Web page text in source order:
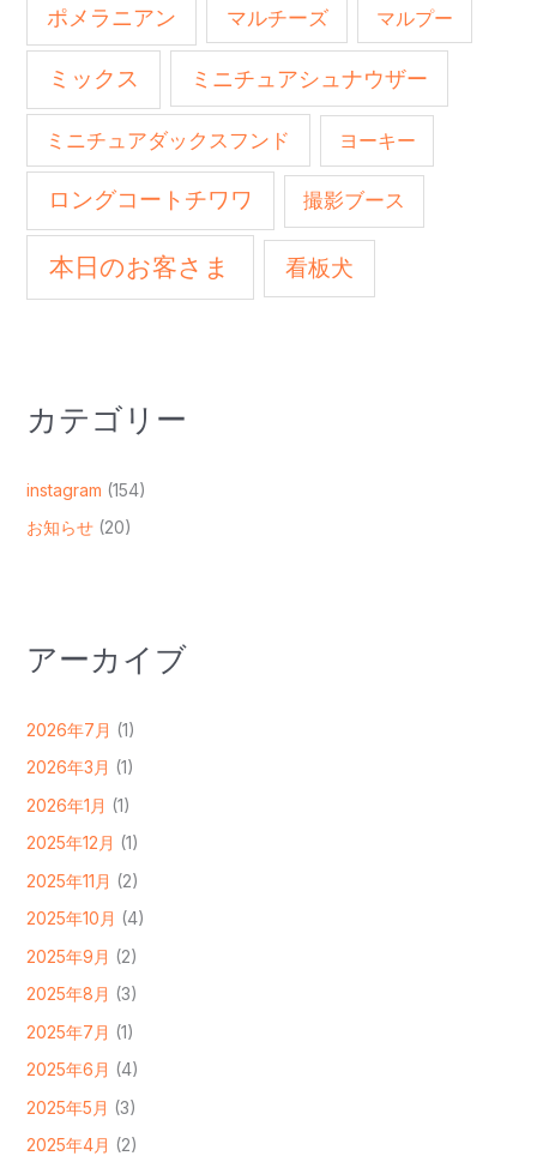
ポメラニアン マルチーズ マルプー
ミックス ミニチュアシュナウザー
ミニチュアダックスフンド ヨーキー
ロングコートチワワ 撮影ブース
本日のお客さま 看板犬
カテゴリー
instagram (154)
お知らせ(20)
アーカイブ
2026年7月 (1)
2026年3月 (1)
2026年1月 (1)
2025年12月 (1)
2025年11月 (2)
2025年10月 (4)
2025年9月 (2)
2025年8月 (3)
2025年7月 (1)
2025年6月 (4)
2025年5月 (3)
2025年4月 (2)